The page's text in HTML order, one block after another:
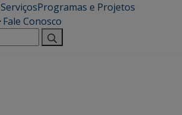
ServiçosProgramas e Projetos
Fale Conosco